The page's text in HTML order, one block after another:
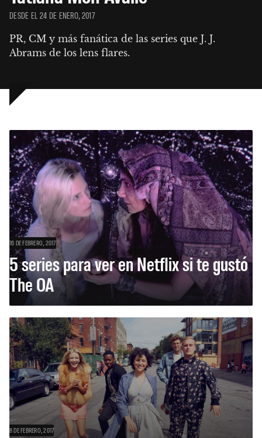
DESDE EL 24 DE ENERO, 2017
PR, CM y más fanática de las series que J. J.
Abrams de los lens flares.
16 DE FEBRERO, 2017
5 series para ver en Netflix si te gustó
The OA
8 DE FEBRERO, 2017